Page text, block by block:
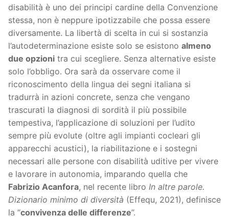
disabilità è uno dei principi cardine della Convenzione
stessa, non è neppure ipotizzabile che possa essere
diversamente. La libertà di scelta in cui si sostanzia
l’autodeterminazione esiste solo se esistono almeno
due opzioni tra cui scegliere. Senza alternative esiste
solo l’obbligo. Ora sarà da osservare come il
riconoscimento della lingua dei segni italiana si
tradurrà in azioni concrete, senza che vengano
trascurati la diagnosi di sordità il più possibile
tempestiva, l’applicazione di soluzioni per l’udito
sempre più evolute (oltre agli impianti cocleari gli
apparecchi acustici), la riabilitazione e i sostegni
necessari alle persone con disabilità uditive per vivere
e lavorare in autonomia, imparando quella che
Fabrizio Acanfora, nel recente libro In altre parole.
Dizionario minimo di diversità (Effequ, 2021), definisce
la “convivenza delle differenze”.